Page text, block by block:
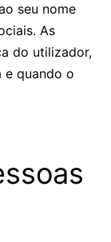
seu nome
As
do utilizador,
quando o